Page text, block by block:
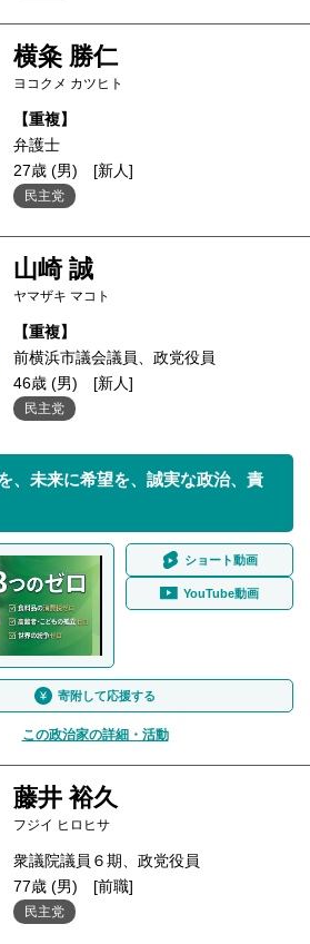
横粂 勝仁
ヨコクメ カツヒト
【重複】
弁護士
27歳 (男)
[新人]
民主党
山崎 誠
ヤマザキ マコト
【重複】
前横浜市議会議員、政党役員
46歳 (男)
[新人]
民主党
、未来に希望を、誠実な政治、責
ショート動画
YouTube動画
寄附して応援する
この政治家の詳細・活動
藤井 裕久
フジイ ヒロヒサ
衆議院議員６期、政党役員
77歳 (男)
[前職]
民主党